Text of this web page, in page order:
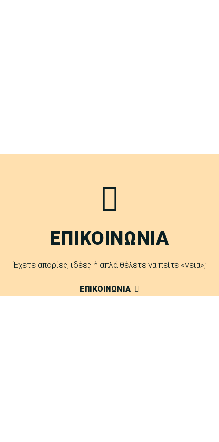
ΕΠΙΚΟΙΝΩΝΙΑ
Έχετε απορίες, ιδέες ή απλά θέλετε να πείτε «γεια»;
ΕΠΙΚΟΙΝΩΝΙΑ